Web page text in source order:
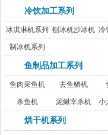
冷饮加工系列
冰淇淋机系列 刨冰机沙冰机 冷
制冰机系列
鱼制品加工系列
鱼肉采鱼机 去鱼鳞机
杀鱼机 泥鳅宰杀机 小
烘干机系列